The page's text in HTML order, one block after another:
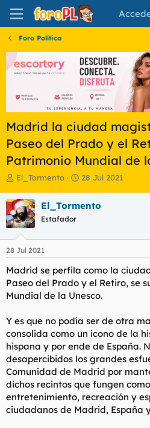
Foro Política
Madrid la ciudad
Paseo del Prado y el
Patrimonio Mundial de
I
i
c
i
a
d
o
d
e
l
e
a
El_Tormento
F
h
e
c
i
28 Jul 2021
El_Tormento
Estafador
28 Jul 2021
Madrid se perfila como la
Paseo del Prado y el Retiro, se
Mundial de la Unesco.
Y es que no podía ser de otra
consolida como un icono de la
hispana y por ende de España.
desapercibidos los grandes
Comunidad de Madrid por
dichos recintos que fungen
entretenimiento, recreación y
ciudadanos de Madrid, España